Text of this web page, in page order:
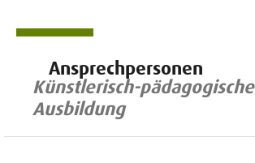
Ansprechpersonen
Künstlerisch-pädagogische
Ausbildung